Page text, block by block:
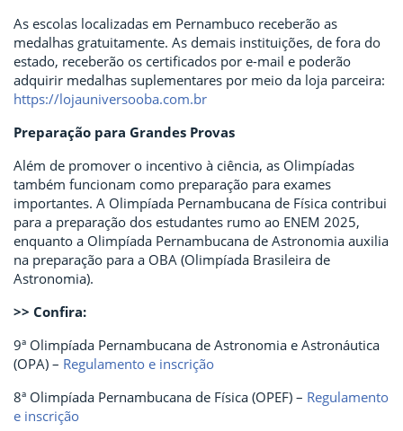
As escolas localizadas em Pernambuco receberão as
medalhas gratuitamente. As demais instituições, de fora do
estado, receberão os certificados por e-mail e poderão
adquirir medalhas suplementares por meio da loja parceira:
https://lojauniversooba.com.br
Preparação para Grandes Provas
Além de promover o incentivo à ciência, as Olimpíadas
também funcionam como preparação para exames
importantes. A Olimpíada Pernambucana de Física contribui
para a preparação dos estudantes rumo ao ENEM 2025,
enquanto a Olimpíada Pernambucana de Astronomia auxilia
na preparação para a OBA (Olimpíada Brasileira de
Astronomia).
>> Confira:
9ª Olimpíada Pernambucana de Astronomia e Astronáutica
(OPA) – Regulamento e inscrição
8ª Olimpíada Pernambucana de Física (OPEF) – Regulamento
e inscrição